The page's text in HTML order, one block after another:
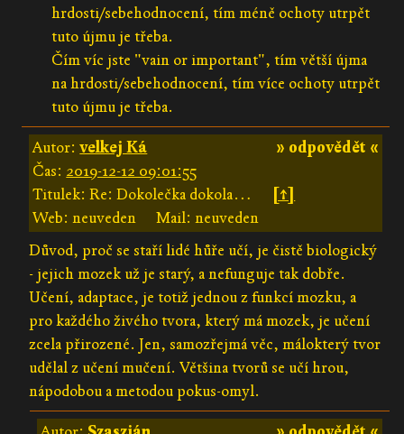
hrdosti/sebehodnocení, tím méně ochoty utrpět
tuto újmu je třeba.
Čím víc jste "vain or important", tím větší újma
na hrdosti/sebehodnocení, tím více ochoty utrpět
tuto újmu je třeba.
» odpovědět «
Autor:velkej Ká
Čas: 2019-12-12 09:01:55
Titulek: Re: Dokolečka dokola…
[↑]
Web: neuveden
Mail: neuveden
Důvod, proč se staří lidé hůře učí, je čistě biologický
- jejich mozek už je starý, a nefunguje tak dobře.
Učení, adaptace, je totiž jednou z funkcí mozku, a
pro každého živého tvora, který má mozek, je učení
zcela přirozené. Jen, samozřejmá věc, málokterý tvor
udělal z učení mučení. Většina tvorů se učí hrou,
nápodobou a metodou pokus-omyl.